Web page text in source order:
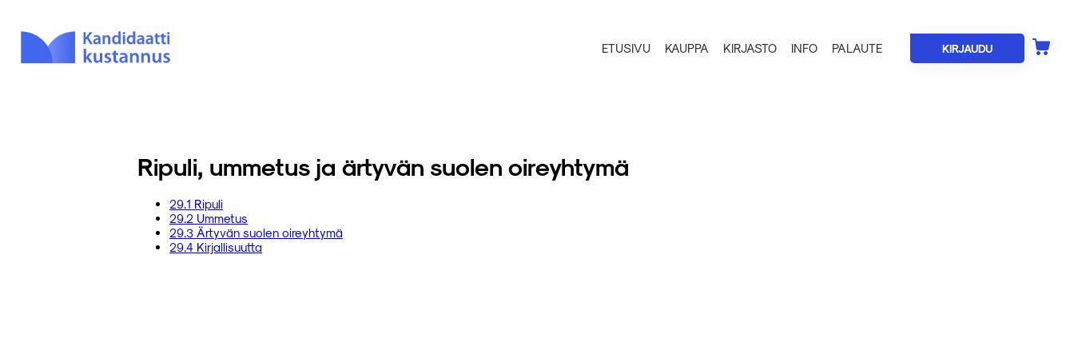
ETUSIVU KAUPPA KIRJASTO INFO PALAUTE KIRJAUDU
Ripuli, ummetus ja ärtyvän suolen oireyhtymä
29.1 Ripuli
29.2 Ummetus
29.3 Ärtyvän suolen oireyhtymä
29.4 Kirjallisuutta